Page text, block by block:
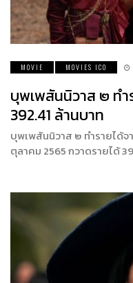
MOVIE MOVIES ICO
บุพเพสันนิวาส ๒ ทำ
392.41 ล้านบาท
บุพเพสันนิวาส ๒ ทำรายได้จ
ตุลาคม 2565 กวาดรายได้